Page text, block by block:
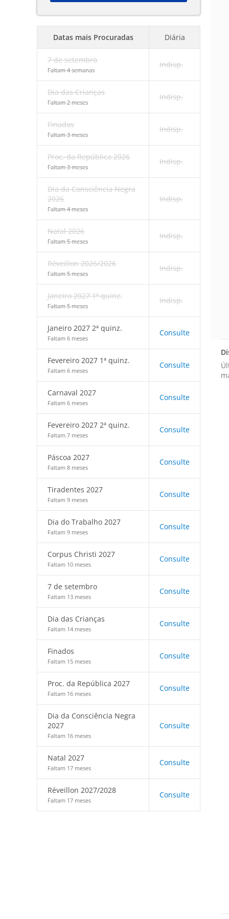
Datas mais Procuradas Diária
7 de setembro
Faltam 4 semanas
Indisp.
Dia das Crianças
Faltam 2 meses
Indisp.
Finados
Faltam 3 meses
Indisp.
Proc. da República 2026
Faltam 3 meses
Indisp.
Dia da Consciência Negra
2026
Faltam 4 meses
Indisp.
Natal 2026
Faltam 5 meses
Indisp.
Réveillon 2026/2026
Faltam 5 meses
Indisp.
Janeiro 2027 1ª quinz.
Faltam 5 meses
Indisp.
Janeiro 2027 2ª quinz.
Faltam 6 meses
Consulte
Fevereiro 2027 1ª quinz.
Faltam 6 meses
Consulte
Carnaval 2027
Faltam 6 meses
Consulte
Fevereiro 2027 2ª quinz.
Faltam 7 meses
Consulte
Páscoa 2027
Faltam 8 meses
Consulte
Tiradentes 2027
Faltam 9 meses
Consulte
Dia do Trabalho 2027
Faltam 9 meses
Consulte
Corpus Christi 2027
Faltam 10 meses
Consulte
7 de setembro
Faltam 13 meses
Consulte
Dia das Crianças
Faltam 14 meses
Consulte
Finados
Faltam 15 meses
Consulte
Proc. da República 2027
Faltam 16 meses
Consulte
Dia da Consciência Negra
2027
Faltam 16 meses
Consulte
Natal 2027
Faltam 17 meses
Consulte
Réveillon 2027/2028
Faltam 17 meses
Consulte